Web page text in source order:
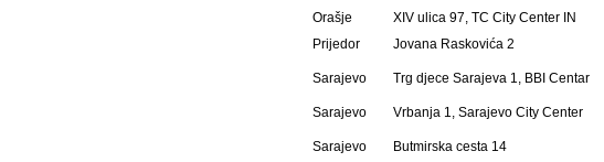
Orašje
XIV ulica 97, TC City Center IN
Prijedor
Jovana Raskovića 2
Sarajevo Trg djece Sarajeva 1, BBI Centar
Sarajevo
Vrbanja 1, Sarajevo City Center
Sarajevo Butmirska cesta 14